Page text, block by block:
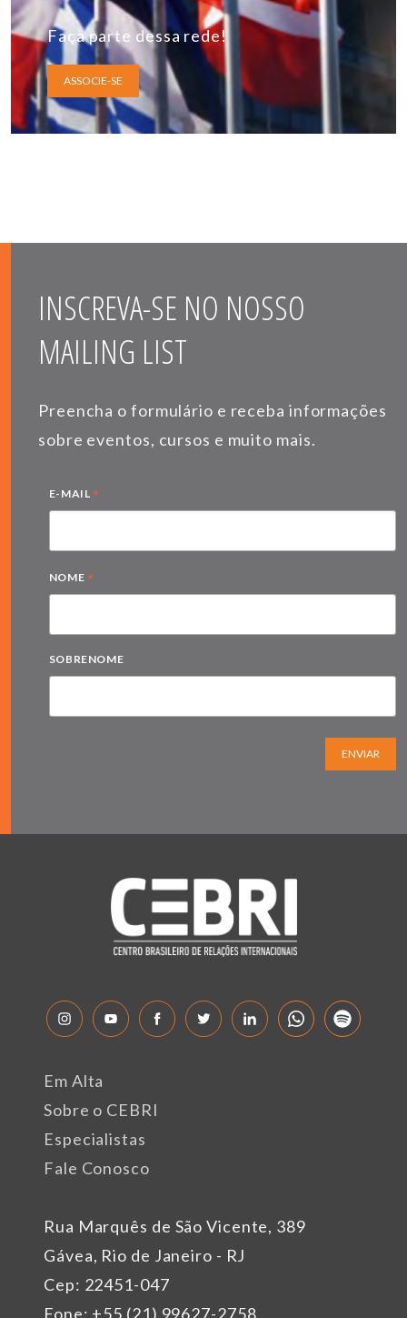
Faça parte dessa rede!
ASSOCIE-SE
INSCREVA-SE NO NOSSO
MAILING LIST
Preencha o formulário e receba informações
sobre eventos, cursos e muito mais.
E-MAIL *
NOME *
SOBRENOME
ENVIAR
Rua Marquês de São Vicente, 389
Gávea, Rio de Janeiro - RJ
Cep: 22451-047
Fone: +55 (21) 99627-2758
Em Alta
Sobre o CEBRI
Especialistas
Fale Conosco